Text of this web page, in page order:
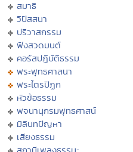
สมาธิ
วิปัสสนา
ปริวาสกรรม
ฟังสวดมนต์
คอร์สปฏิบัติธรรม
พระพุทธศาสนา
พระไตรปิฏก
หัวข้อธรรม
พจนานุกรมพุทธศาสน์
มิลินทปัญหา
เสียงธรรม